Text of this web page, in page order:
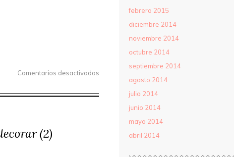
Comentarios desactivados
(2)
febrero 2015
diciembre 2014
noviembre 2014
octubre 2014
septiembre 2014
agosto 2014
julio 2014
junio 2014
mayo 2014
abril 2014